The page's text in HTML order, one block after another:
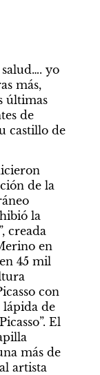
yo
más,
últimas
de
castillo de
de la
la
creada
en
45 mil
con
lápida de
El
más de
artista